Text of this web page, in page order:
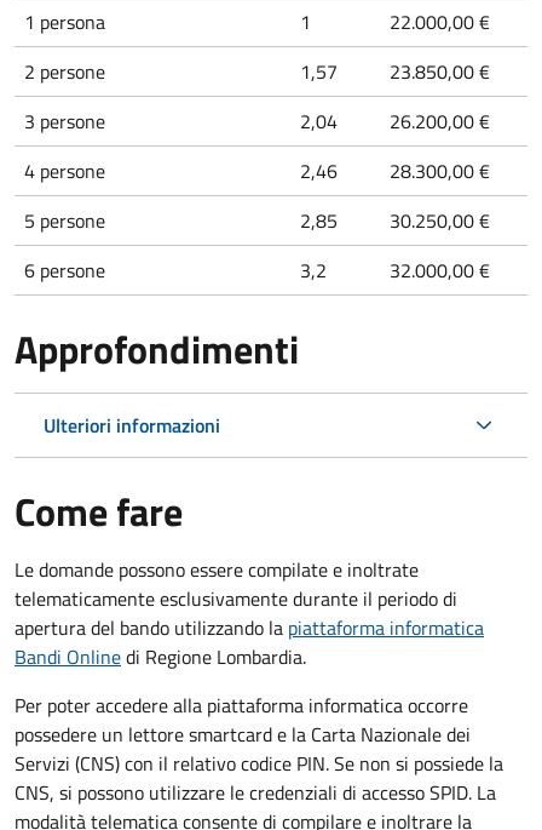
1 persona
1
22.000,00 €
2 persone
1,57
23.850,00 €
3 persone
2,04
26.200,00 €
4 persone
2,46
28.300,00 €
5 persone
2,85
30.250,00 €
6 persone
3,2 32.000,00 €
Approfondimenti
Ulteriori informazioni
Come fare
Le domande possono essere compilate e inoltrate
telematicamente esclusivamente durante il periodo di
apertura del bando utilizzando la piattaforma informatica
Bandi Onlinedi Regione Lombardia.
Per poter accedere alla piattaforma informatica occorre
possedere un lettore smartcard e la Carta Nazionale dei
Servizi (CNS) con il relativo codice PIN. Se non si possiede la
CNS, si possono utilizzare le credenziali di accesso SPID. La
modalità telematica consente di compilare e inoltrare la